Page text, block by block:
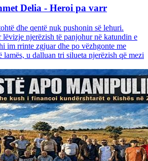
Delia - Heroi pa varr
dhe qentë nuk pushonin së lehuri.
njerëzish të panjohur në katundin e
im rrinte zgjuar dhe po vëzhgonte me
u dalluan tri silueta njerëzish që mezi